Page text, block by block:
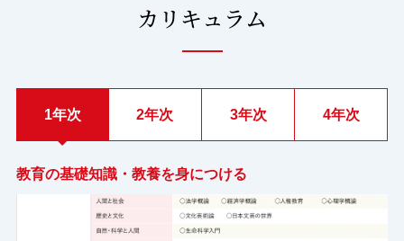
カリキュラム
1年次 2年次 3年次 4年次
教育の基礎知識・教養を身につける